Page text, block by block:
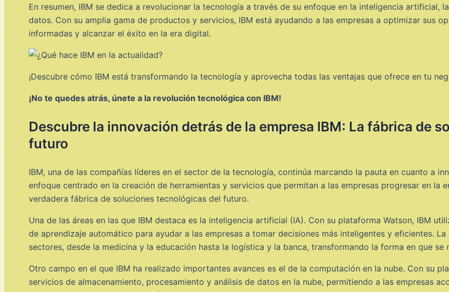
En resumen, IBM se dedica a revolucionar la tecnología a través de su enfoque en la inteligencia artificial,
datos. Con su amplia gama de productos y servicios, IBM está ayudando a las empresas a optimizar sus
informadas y alcanzar el éxito en la era digital.
¡Descubre cómo IBM está transformando la tecnología y aprovecha todas las ventajas que ofrece en tu
¡No te quedes atrás, únete a la revolución tecnológica con IBM!
Descubre la innovación detrás de la empresa IBM: La fábrica de
futuro
IBM, una de las compañías líderes en el sector de la tecnología, continúa marcando la pauta en cuanto a
enfoque centrado en la creación de herramientas y servicios que permitan a las empresas progresar en la
verdadera fábrica de soluciones tecnológicas del futuro.
Una de las áreas en las que IBM destaca es la inteligencia artificial (IA). Con su plataforma Watson, IBM
de aprendizaje automático para ayudar a las empresas a tomar decisiones más inteligentes y eficientes.
sectores, desde la medicina y la educación hasta la logística y la banca, transformando la forma en que se
Otro campo en el que IBM ha realizado importantes avances es el de la computación en la nube. Con su
servicios de almacenamiento, procesamiento y análisis de datos en la nube, permitiendo a las empresas